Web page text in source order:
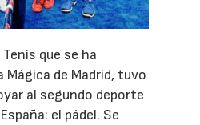
que se ha
Mágica de Madrid, tuvo
al segundo deporte
el pádel. Se